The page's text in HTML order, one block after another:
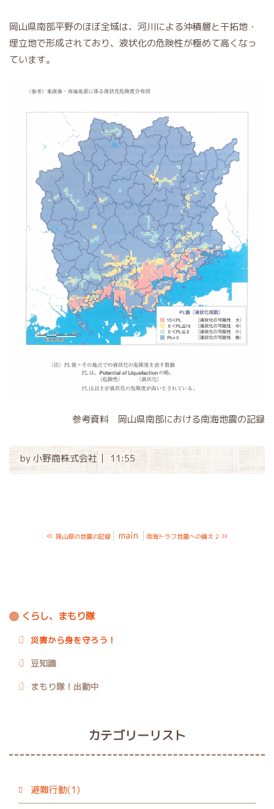
岡山県南部平野のほぼ全域は、河川による沖積層と干拓地・
埋立地で形成されており、液状化の危険性が極めて高くなっ
ています。
参考資料 岡山県南部における南海地震の記録
by小野商株式会社 11:55
« 岡山県の地震の記録 main 南海トラフ地震への備え 2 »
くらし、まもり隊
災害から身を守ろう！
豆知識
まもり隊！出動中
カテゴリーリスト
避難行動(1)